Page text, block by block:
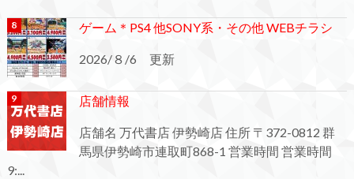
ゲーム＊PS4 他SONY系・その他 WEBチラシ
2026/８/6 更新
店舗情報
店舗名 万代書店 伊勢崎店 住所 〒372-0812 群
馬県伊勢崎市連取町868-1 営業時間 営業時間
9:...